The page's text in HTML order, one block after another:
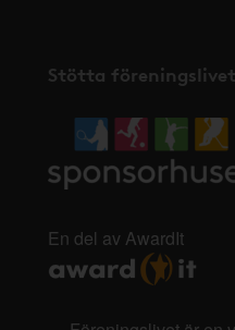
Stötta föreningslivet
En del av AwardIt